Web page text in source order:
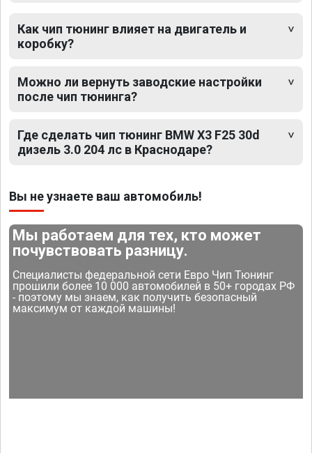
Как чип тюнинг влияет на двигатель и
коробку?
Можно ли вернуть заводские настройки
после чип тюнинга?
Где сделать чип тюнинг BMW X3 F25 30d
дизель 3.0 204 лс в Краснодаре?
Вы не узнаете ваш автомобиль!
Мы работаем для тех, кто может
почувствовать разницу.
Специалисты федеральной сети Евро Чип Тюнинг
прошили более 10 000 автомобилей в 50+ городах РФ
- поэтому мы знаем, как получить безопасный
максимум от каждой машины!